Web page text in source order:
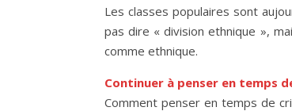
Les classes populaires sont
pas dire « division ethnique »,
comme ethnique.
Continuer à penser en temps
Comment penser en temps de